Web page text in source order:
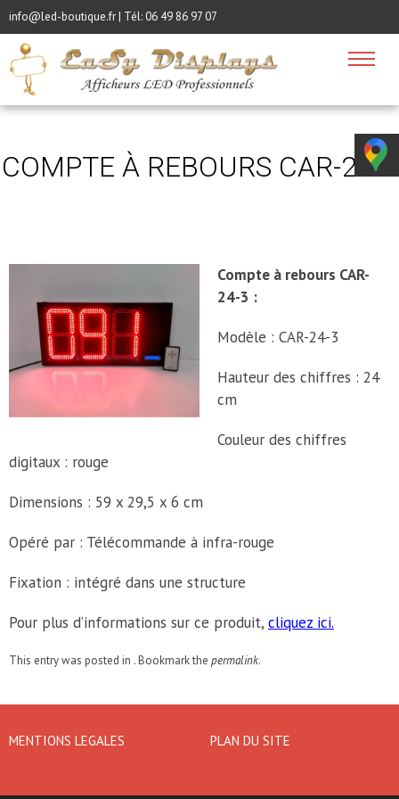
info@led-boutique.fr | Tél: 06 49 86 97 07
COMPTE À REBOURS CAR-24-3
Compte à rebours CAR-
24-3 :
Modèle : CAR-24-3
Hauteur des chiffres : 24
cm
Couleur des chiffres
digitaux : rouge
Dimensions : 59 x 29,5 x 6 cm
Opéré par : Télécommande à infra-rouge
Fixation : intégré dans une structure
Pour plus d’informations sur ce produit, cliquez ici.
This entry was posted in . Bookmark the permalink.
MENTIONS LEGALES PLAN DU SITE